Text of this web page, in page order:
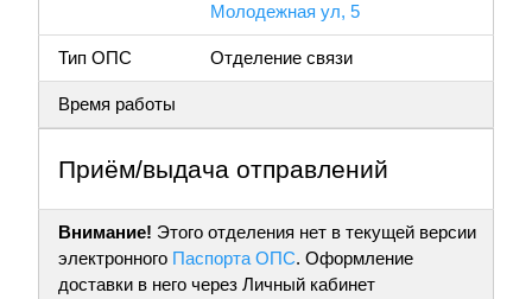
Молодежная ул, 5
Тип ОПС Отделение связи
Время работы
Приём/выдача отправлений
Внимание! Этого отделения нет в текущей версии
электронного Паспорта ОПС. Оформление
доставки в него через Личный кабинет